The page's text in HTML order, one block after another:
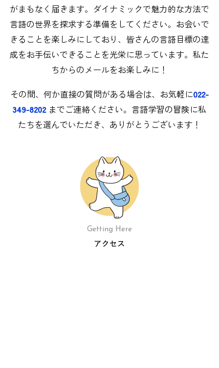
がまもなく届きます。ダイナミックで魅力的な方法で
言語の世界を探求する準備をしてください。お会いで
きることを楽しみにしており、皆さんの言語目標の達
成をお手伝いできることを光栄に思っています。私た
ちからのメールをお楽しみに！
その間、何か直接の質問がある場合は、お気軽に022-
349-8202までご連絡ください。言語学習の冒険に私
たちを選んでいただき、ありがとうございます！
Getting Here
アクセス